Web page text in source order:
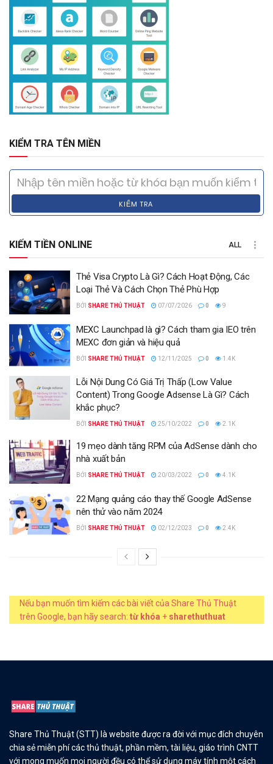
KIỂM TRA TÊN MIỀN
KIỂM TRA
KIẾM TIỀN ONLINE ALL
Thẻ Visa Crypto Là Gì? Cách Hoạt Động, Các
Loại Thẻ Và Cách Chọn Thẻ Phù Hợp
BỞI SHARE THỦ THUẬT 07/07/2026 0 9
MEXC Launchpad là gì? Cách tham gia IEO trên
MEXC đơn giản và hiệu quả
BỞI SHARE THỦ THUẬT 12/11/2025 0 1.4K
Lỗi Nội Dung Có Giá Trị Thấp (Low Value
Content) Trong Google Adsense Là Gì? Cách
khắc phục?
BỞI SHARE THỦ THUẬT 25/10/2022 0 2.1K
19 mẹo dành tăng RPM của AdSense dành cho
nhà xuất bản
BỞI SHARE THỦ THUẬT 20/03/2022 0 4.1K
22 Mạng quảng cáo thay thế Google AdSense
nên thử vào năm 2024
BỞI SHARE THỦ THUẬT 02/12/2023 0 2.4K
Nếu bạn muốn tìm kiếm các bài viết của Share Thủ Thuật
trên Google, bạn hãy search: từ khóa + sharethuthuat
Share Thủ Thuật (STT) là website được ra đời với mục đích chuyên
chia sẻ miễn phí các thủ thuật, phần mềm, tài liệu, giáo trình CNTT
với mong muốn mọi người đều có thể sử dụng máy tính một cách